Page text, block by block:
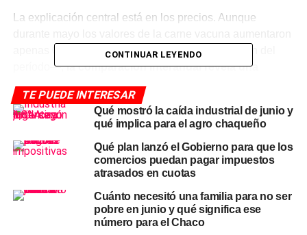
La explicación central está en los precios. Aunque
apenas 0,1% mensual —por debajo de la inflación del
período—,la comparación interanual revela una
del 33,2% registrado por el
Consumidor
. La brecha entre el encarecimiento de la
carne y la evolución del poder adquisitivo de las familias
es el factor que CICCRA identifica como motor principal
de la contracción del consumo interno.
El pollo y el cerdo ocupan el espacio que deja la
Según un análisis de la Bolsa de
Comercio de Rosario, el pollo sostuvo un consumo
CONTINUAR LEYENDO
TE PUEDE INTERESAR
Qué mostró la caída industrial de junio y
qué implica para el agro chaqueño
Qué plan lanzó el Gobierno para que los
comercios puedan pagar impuestos
atrasados en cuotas
Cuánto necesitó una familia para no ser
pobre en junio y qué significa ese
número para el Chaco